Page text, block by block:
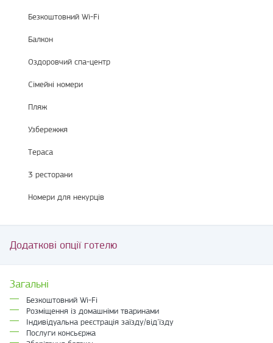
Безкоштовний Wi-Fi
Балкон
Оздоровчий спа-центр
Сімейні номери
Пляж
Узбережжя
Тераса
3 ресторани
Номери для некурців
Додаткові опції готелю
Загальні
Безкоштовний Wi-Fi
Розміщення із домашніми тваринами
Індивідуальна реєстрація заїзду/від'їзду
Послуги консьєржа